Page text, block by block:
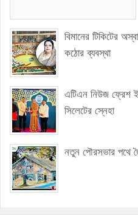
বিমানের টিকিটের
কঠোর ব্যবস্থা
এটিএন নিউজ ফ্রেশ
সিলেটের স্নেহা
নতুন পৌরসভার পথে